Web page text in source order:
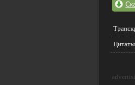
Цитаты